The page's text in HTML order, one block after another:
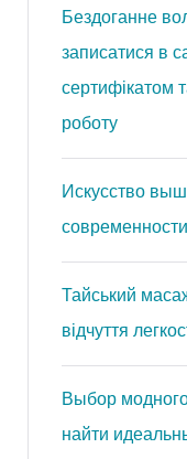
Бездоганне
записатися в
сертифікатом
роботу
Искусство
современности
Тайський
відчуття
Выбор
найти